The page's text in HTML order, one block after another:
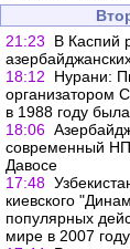
21:23
В Каспий
18:12
Нурани:
организатором
в 1988 году
18:06
современный
Давосе
17:48
киевского
популярных
мире в 2007